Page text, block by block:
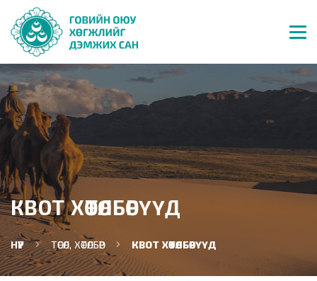
КВОТ ХӨТӨЛБӨРҮҮД
НҮҮР ТӨСӨЛ, ХӨТӨЛБӨР КВОТ ХӨТӨЛБӨРҮҮД